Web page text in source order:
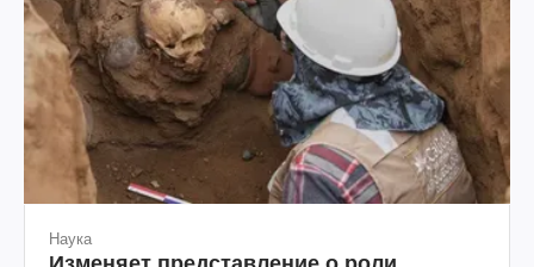
Наука